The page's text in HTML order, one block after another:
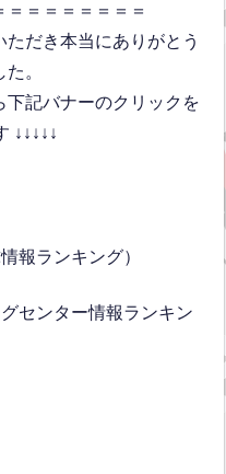
＝＝＝＝＝＝＝＝
だき本当にありがとう
。
記バナーのクリックを
↓↓↓↓↓
報ランキング）
センター情報ランキン